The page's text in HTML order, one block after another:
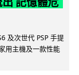
及次世代 PSP 手提
用主機及一款性能